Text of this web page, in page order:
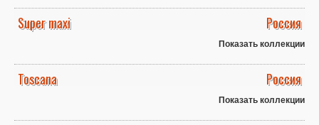
Super maxi Россия
Показать коллекции
Toscana Россия
Показать коллекции